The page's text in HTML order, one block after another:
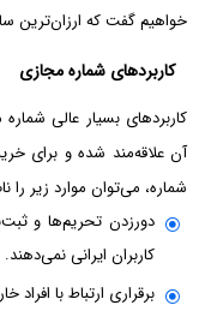
خواهیم گفت که ارزان‌ترین
کاربردهای شماره مجازی
کاربردهای بسیار عالی
آن علاقه‌مند شده و برای
شماره، می‌توان موارد زیر را
دورزدن تحریم‌ها و
کاربران ایرانی نمی‌دهند.
برقراری ارتباط با